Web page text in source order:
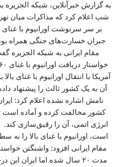
به گزارش خبرآنلاین، شبکه الجزیره
شب اعلام کرد که مذاکرات میان
بر سر سرنوشت اورانیوم با
جبران خسارت‌های جنگی همراه
مقام ایرانی به شبکه الجزیره
آمریکا با انتقال اورانیوم با غنای
آن به یک کشور ثالث را پیشنهاد
نامش اشاره نشده اعلام کرد: ایران
کشور مخالفت کرده و آماده است
انرژی اتمی، آن را رقیق‌سازی کند.
مقام ایرانی افزود: واشنگتن
مدت ۲۰ سال شده اما ایران